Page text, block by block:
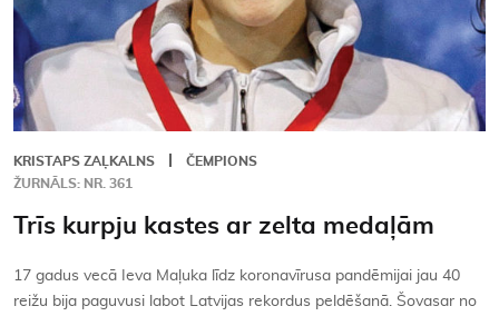
KRISTAPS ZAĻKALNS
ČEMPIONS
ŽURNĀLS: NR. 361
Trīs kurpju kastes ar zelta medaļām
17 gadus vecā Ieva Maļuka līdz koronavīrusa pandēmijai jau 40
reižu bija paguvusi labot Latvijas rekordus peldēšanā. Šovasar no